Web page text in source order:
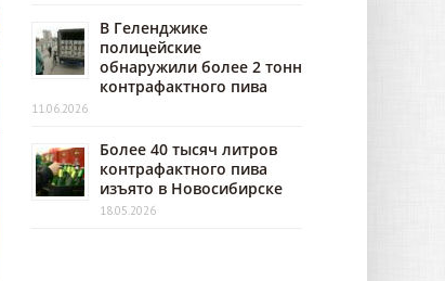
В Геленджике
полицейские
обнаружили более 2 тонн
контрафактного пива
11.06.2026
Более 40 тысяч литров
контрафактного пива
изъято в Новосибирске
18.05.2026